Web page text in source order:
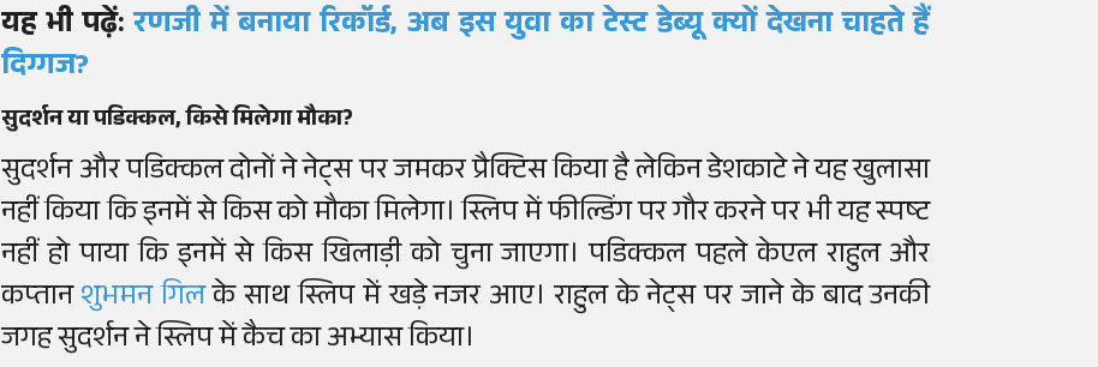
यह भी पढ़ें:रणजी में बनाया रिकॉर्ड, अब इस युवा का टेस्ट डेब्यू क्यों देखना चाहते हैं
दिग्गज?
सुदर्शन या पडिक्कल, किसे मिलेगा मौका?
सुदर्शन और पडिक्कल दोनों ने नेट्स पर जमकर प्रैक्टिस किया है लेकिन डेशकाटे ने यह खुलासा
नहीं किया कि इनमें से किस को मौका मिलेगा। स्लिप में फील्डिंग पर गौर करने पर भी यह स्पष्ट
नहीं हो पाया कि इनमें से किस खिलाड़ी को चुना जाएगा। पडिक्कल पहले केएल राहुल और
कप्तानशुभमन गिलके साथ स्लिप में खड़े नजर आए। राहुल के नेट्स पर जाने के बाद उनकी
जगह सुदर्शन ने स्लिप में कैच का अभ्यास किया।